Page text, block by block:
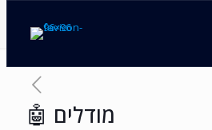
🤖 מודלים